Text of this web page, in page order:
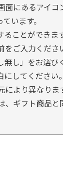
にあるアイコ
います。
ことができま
ご入力くださ
し」をお選び
してください。
より異なりま
、ギフト商品